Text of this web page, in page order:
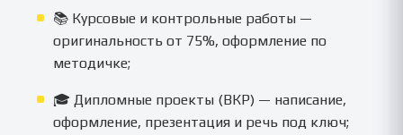
📚 Курсовые и контрольные работы —
оригинальность от 75%, оформление по
методичке;
🎓 Дипломные проекты (ВКР) — написание,
оформление, презентация и речь под ключ;